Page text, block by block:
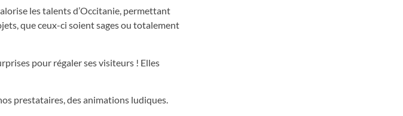
les talents d’Occitanie, permettant
que ceux-ci soient sages ou totalement
pour régaler ses visiteurs ! Elles
prestataires, des animations ludiques.